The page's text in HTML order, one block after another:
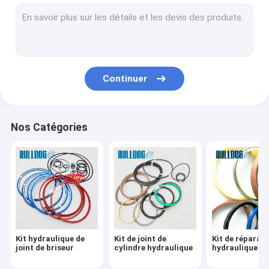
Kit de joint de pompe hydraulique
Continuer
Nos Catégories
Kit hydraulique de
joint de briseur
Kit de joint de
cylindre hydraulique
Kit de
hydraulique